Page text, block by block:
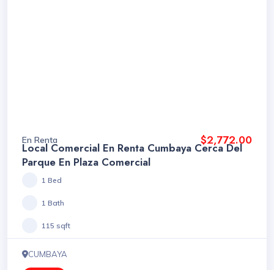
En Renta $2,772.00
Local Comercial En Renta Cumbaya Cerca Del
Parque En Plaza Comercial
1 Bed
1 Bath
115 sqft
CUMBAYA